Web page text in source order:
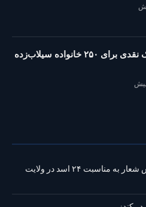
توزیع کمک نقدی برای ۲۵۰ خانواده سیلاب‌زده
ادامه برنامه دیوارنویسی و نگارش شعار به مناسبت ۲۴ اسد در ولایت